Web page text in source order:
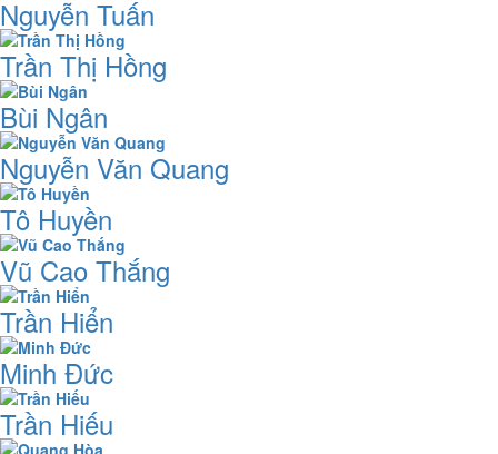
Nguyễn Tuấn
Trần Thị Hồng
Bùi Ngân
Nguyễn Văn Quang
Tô Huyền
Vũ Cao Thắng
Trần Hiển
Minh Đức
Trần Hiếu